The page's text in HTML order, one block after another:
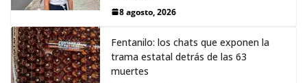
8 agosto, 2026
Fentanilo: los chats que exponen la
trama estatal detrás de las 63
muertes